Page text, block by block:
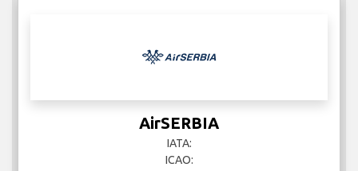
AirSERBIA
IATA:
ICAO: